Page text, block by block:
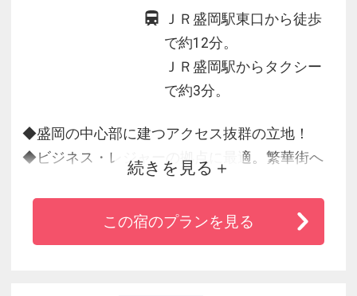
ＪＲ盛岡駅東口から徒歩
で約12分。
ＪＲ盛岡駅からタクシー
で約3分。
◆盛岡の中心部に建つアクセス抜群の立地！
◆ビジネス・レジャーの拠点に最適。繁華街へ
◆高層階から見る岩手山は絶景♪
◆「岩手県産ひとめぼれ」を使用したご飯をは
続きを見る
この宿のプランを見る